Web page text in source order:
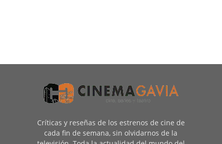
Críticas y reseñas de los estrenos de cine de
cada fin de semana, sin olvidarnos de la